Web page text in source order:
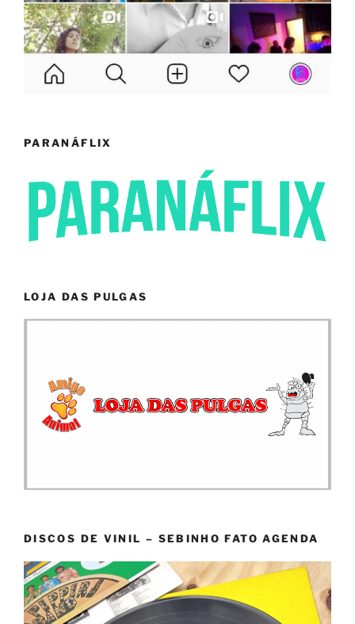
PARANÁFLIX
LOJA DAS PULGAS
DISCOS DE VINIL – SEBINHO FATO AGENDA